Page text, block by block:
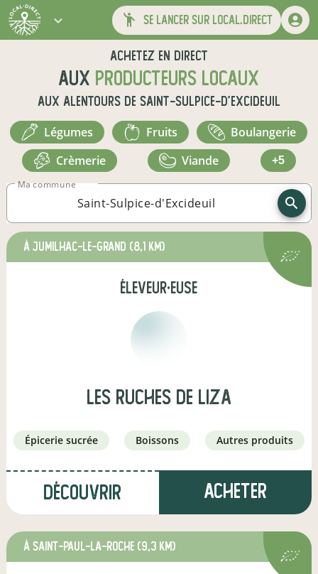
se lancer sur local.direct
Achetez en direct
aux producteurs locaux
aux alentours de Saint-Sulpice-d'Excideuil
légumes fruits
boulangerie
crèmerie
viande +5
Ma commune
à Jumilhac-le-Grand (8,1 km)
éleveur·euse
Les ruches de Liza
épicerie sucrée boissons autres produits
Découvrir Acheter
à Saint-Paul-la-Roche (9,3 km)